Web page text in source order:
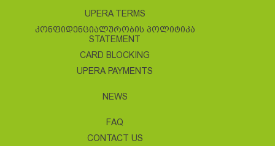
UPERA TERMS
ᲙᲝᲜᲤᲘᲓᲔᲜᲪᲘᲐᲚᲣᲠᲝᲑᲘᲡ ᲞᲝᲚᲘᲢᲘᲙᲐ
STATEMENT
CARD BLOCKING
UPERA PAYMENTS
NEWS
FAQ
CONTACT US